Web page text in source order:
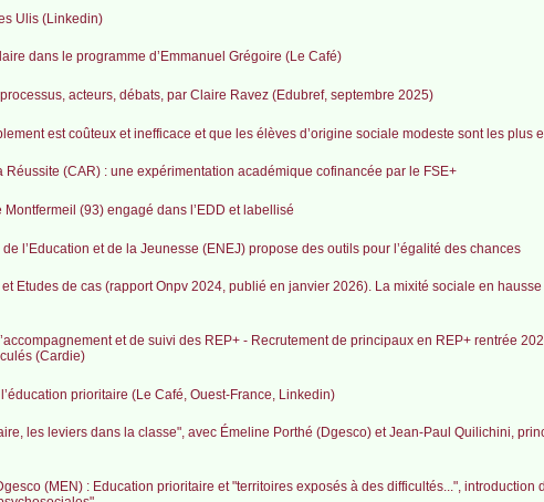
Ulis (Linkedin)
dans le programme d’Emmanuel Grégoire (Le Café)
acteurs, débats, par Claire Ravez (Edubref, septembre 2025)
est coûteux et inefficace et que les élèves d’origine sociale modeste sont les plus
Réussite (CAR) : une expérimentation académique cofinancée par le FSE+
(93) engagé dans l’EDD et labellisé
l’Education et de la Jeunesse (ENEJ) propose des outils pour l’égalité des chances
Etudes de cas (rapport Onpv 2024, publié en janvier 2026). La mixité sociale en
et de suivi des REP+ - Recrutement de principaux en REP+ rentrée
(Cardie)
prioritaire (Le Café, Ouest-France, Linkedin)
les leviers dans la classe", avec Émeline Porthé (Dgesco) et Jean-Paul Quilichini,
(MEN) : Education prioritaire et "territoires exposés à des difficultés...", introduction